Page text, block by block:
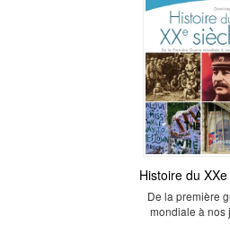
Histoire du
De la première
mondiale à nos